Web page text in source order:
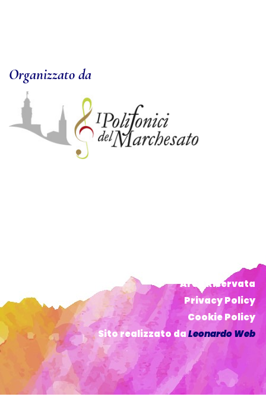
Organizzato da
Area Riservata
Privacy Policy
Cookie Policy
Sito realizzato daLeonardo Web